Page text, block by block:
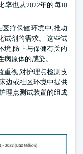
率也从2022年的每10
疗保健环境中,推动
试剂的需求。 这些试
境,防止与保健有关的
原体的感染。
重视,对护理点检测技
边或社区环境中提供
理点测试装置的组成